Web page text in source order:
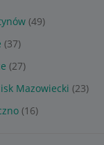
(49)
(37)
(27)
Mazowiecki (23)
(16)